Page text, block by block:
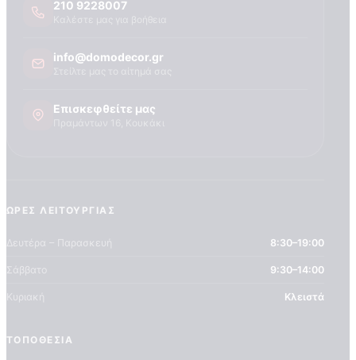
210 9228007
info@domodecor.gr
Επισκεφθείτε μας
ΏΡΕΣ ΛΕΙΤΟΥΡΓΊΑΣ
Δευτέρα – Παρασκευή 8:30–19:00
Σάββατο 9:30–14:00
Κυριακή Κλειστά
ΤΟΠΟΘΕΣΊΑ